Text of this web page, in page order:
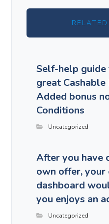
Self-help
great
Added bonus
Conditions
Uncategorized
After you have
own offer, your
dashboard
you enjoys an
Uncategorized